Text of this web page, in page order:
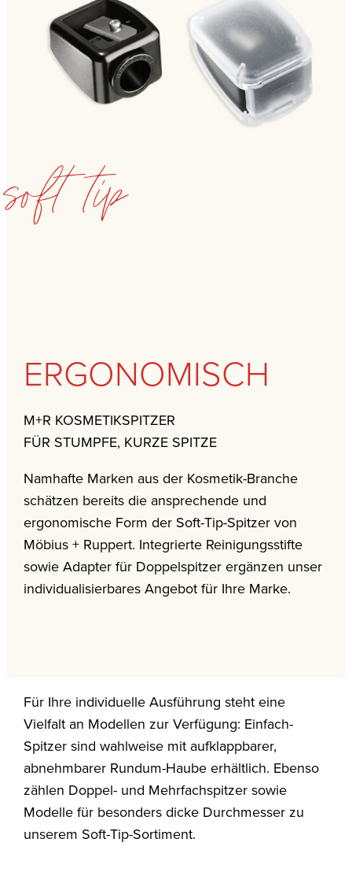
soft tip
ERGONOMISCH
M+R KOSMETIKSPITZER
FÜR STUMPFE, KURZE SPITZE
Namhafte Marken aus der Kosmetik-Branche
schätzen bereits die ansprechende und
ergonomische Form der Soft-Tip-Spitzer von
Möbius + Ruppert. Integrierte Reinigungsstifte
sowie Adapter für Doppelspitzer ergänzen unser
individualisierbares Angebot für Ihre Marke.
Für Ihre individuelle Ausführung steht eine
Vielfalt an Modellen zur Verfügung: Einfach-
Spitzer sind wahlweise mit aufklappbarer,
abnehmbarer Rundum-Haube erhältlich. Ebenso
zählen Doppel- und Mehrfachspitzer sowie
Modelle für besonders dicke Durchmesser zu
unserem Soft-Tip-Sortiment.